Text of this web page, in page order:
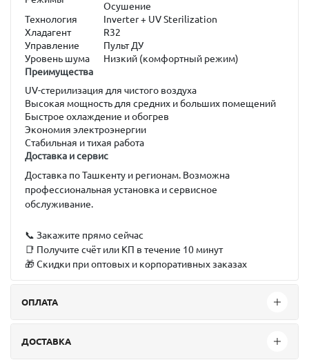
Осушение
Технология
Inverter + UV Sterilization
Хладагент
R32
Управление
Пульт ДУ
Уровень шума
Низкий (комфортный режим)
Преимущества
UV-стерилизация для чистого воздуха
Высокая мощность для средних и больших помещений
Быстрое охлаждение и обогрев
Экономия электроэнергии
Стабильная и тихая работа
Доставка и сервис
Доставка по Ташкенту и регионам. Возможна
профессиональная установка и сервисное
обслуживание.
📞 Закажите прямо сейчас
📑 Получите счёт или КП в течение 10 минут
🎁 Скидки при оптовых и корпоративных заказах
ОПЛАТА
ДОСТАВКА